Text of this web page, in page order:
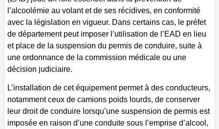
l’alcoolémie au volant et de ses récidives, en conformité
avec la législation en vigueur. Dans certains cas, le préfet
de département peut imposer l’utilisation de l’EAD en lieu
et place de la suspension du permis de conduire, suite à
une ordonnance de la commission médicale ou une
décision judiciaire.
L’installation de cet équipement permet à des conducteurs,
notamment ceux de camions poids lourds, de conserver
leur droit de conduire lorsqu’une suspension de permis est
imposée en raison d’une conduite sous l’emprise d’alcool,